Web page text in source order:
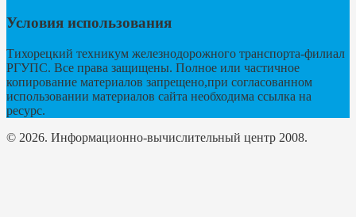
Условия использования
Тихорецкий техникум железнодорожного транспорта-филиал
РГУПС. Все права защищены. Полное или частичное
копирование материалов запрещено,при согласованном
использовании материалов сайта необходима ссылка на
ресурс.
© 2026. Информационно-вычислительный центр 2008.